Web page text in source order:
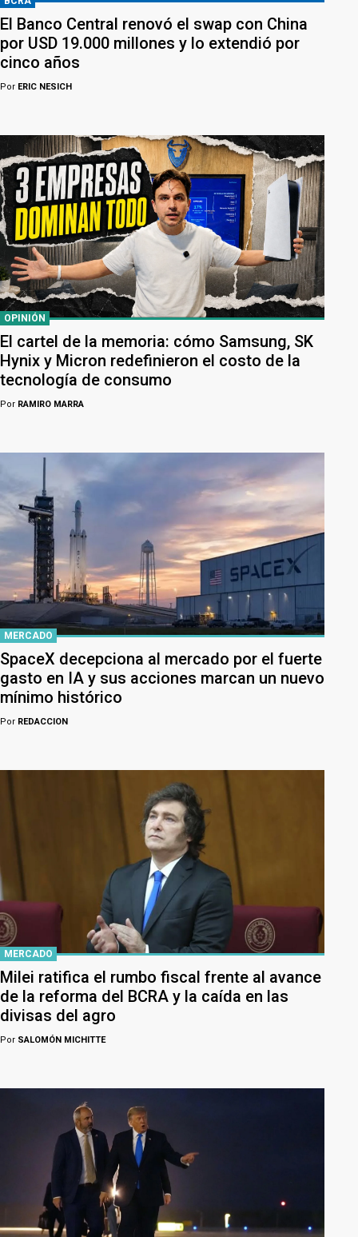
El Banco Central renovó el swap con China
por USD 19.000 millones y lo extendió por
cinco años
Por ERIC NESICH
OPINIÓN
El cartel de la memoria: cómo Samsung, SK
Hynix y Micron redefinieron el costo de la
tecnología de consumo
Por RAMIRO MARRA
MERCADO
SpaceX decepciona al mercado por el fuerte
gasto en IA y sus acciones marcan un nuevo
mínimo histórico
Por REDACCION
MERCADO
Milei ratifica el rumbo fiscal frente al avance
de la reforma del BCRA y la caída en las
divisas del agro
Por SALOMÓN MICHITTE